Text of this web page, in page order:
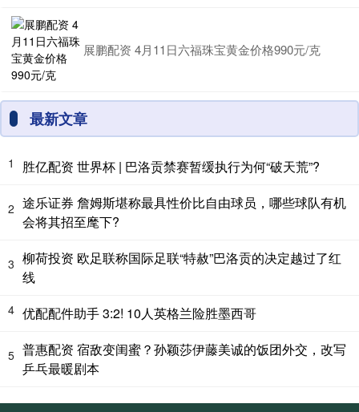
展鹏配资 4月11日六福珠宝黄金价格990元/克
最新文章
1 胜亿配资 世界杯 | 巴洛贡禁赛暂缓执行为何“破天荒”?
2 途乐证券 詹姆斯堪称最具性价比自由球员，哪些球队有机
会将其招至麾下?
3 柳荷投资 欧足联称国际足联“特赦”巴洛贡的决定越过了红
线
4 优配配件助手 3:2! 10人英格兰险胜墨西哥
5 普惠配资 宿敌变闺蜜？孙颖莎伊藤美诚的饭团外交，改写
乒乓最暖剧本